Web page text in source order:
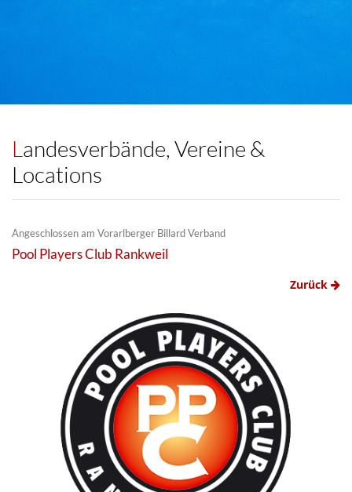
Landesverbände, Vereine &
Locations
Angeschlossen am Vorarlberger Billard Verband
Pool Players Club Rankweil
Zurück